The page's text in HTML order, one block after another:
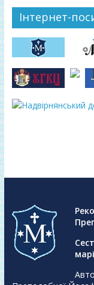
Інтернет-